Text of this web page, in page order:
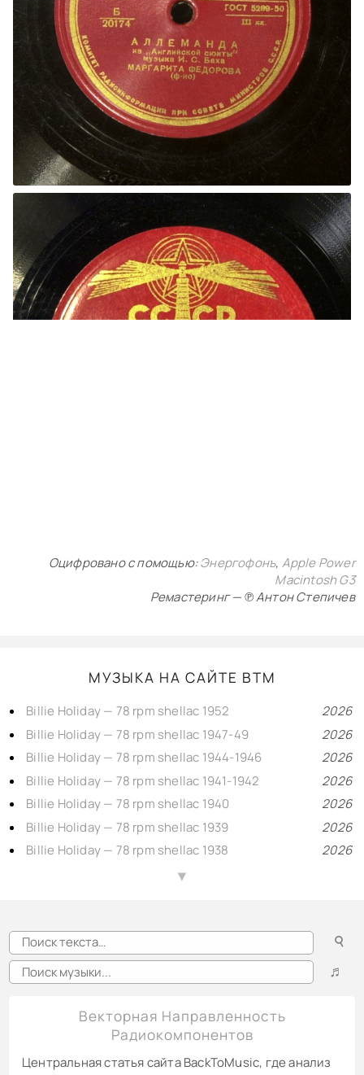
Оцифровано с помощью:Энергофонъ, Apple Power
Macintosh G3
Ремастеринг — ℗ Антон Степичев
МУЗЫКА НА САЙТЕ BTM
Billie Holiday — 78 rpm shellac 1952
2026
Billie Holiday — 78 rpm shellac 1947-49
2026
Billie Holiday — 78 rpm shellac 1944-1946
2026
Billie Holiday — 78 rpm shellac 1941-1942
2026
Billie Holiday — 78 rpm shellac 1940
2026
Billie Holiday — 78 rpm shellac 1939
2026
Billie Holiday — 78 rpm shellac 1938
2026
Billie Holiday — 78 rpm shellac 1937
2026
Django Reinhardt & Stéphane Grappelli — 3, 78rpm shellac 1935-1939
2026
Django Reinhardt plays Bop — 78rpm shellac 1945-1953
Русский вокал, 11 (1901-1914) романсы — шеллачные пластинки 76-86 об/мин.
2025
▲
☌
♬
Векторная Направленность
Радиокомпонентов
Центральная статья сайта BackToMusic, где анализ